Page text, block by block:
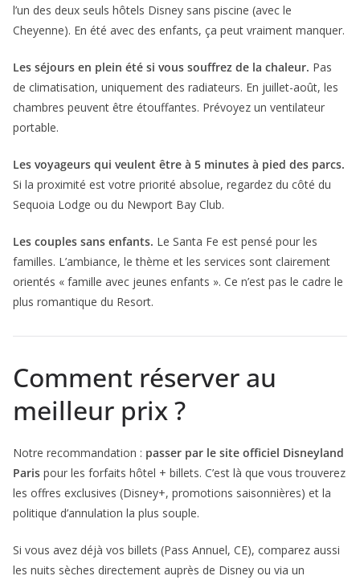
l’un des deux seuls hôtels Disney sans piscine (avec le
Cheyenne). En été avec des enfants, ça peut vraiment manquer.
Les séjours en plein été si vous souffrez de la chaleur. Pas
de climatisation, uniquement des radiateurs. En juillet-août, les
chambres peuvent être étouffantes. Prévoyez un ventilateur
portable.
Les voyageurs qui veulent être à 5 minutes à pied des parcs.
Si la proximité est votre priorité absolue, regardez du côté du
Sequoia Lodge ou du Newport Bay Club.
Les couples sans enfants. Le Santa Fe est pensé pour les
familles. L’ambiance, le thème et les services sont clairement
orientés « famille avec jeunes enfants ». Ce n’est pas le cadre le
plus romantique du Resort.
Comment réserver au
meilleur prix ?
Notre recommandation : passer par le site officiel Disneyland
Paris pour les forfaits hôtel + billets. C’est là que vous trouverez
les offres exclusives (Disney+, promotions saisonnières) et la
politique d’annulation la plus souple.
Si vous avez déjà vos billets (Pass Annuel, CE), comparez aussi
les nuits sèches directement auprès de Disney ou via un